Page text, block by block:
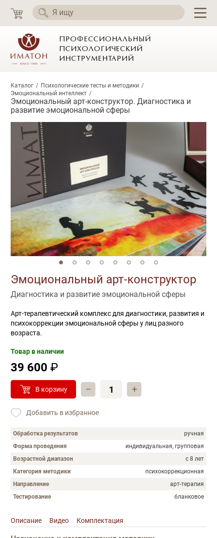
ПРОФЕССИОНАЛЬНЫЙ
ПСИХОЛОГИЧЕСКИЙ
ИНСТРУМЕНТАРИЙ
Каталог
Психологические тесты и методики
Эмоциональный интеллект
Эмоциональный арт-конструктор. Диагностика и
развитие эмоциональной сферы
Эмоциональный арт-конструктор
Диагностика и развитие эмоциональной сферы
Арт-терапевтический комплекс для диагностики, развития и
психокоррекции эмоциональной сферы у лиц разного
возраста.
Товар в наличии
39 600 ₽
В корзину – +
Добавить в избранное
Обработка результатов
ручная
Форма проведения
индивидуальная, групповая
Возрастной диапазон
с 8 лет
Категория методики
психокоррекционная
Направление
арт-терапия
Тестирование
бланковое
Описание Видео Комплектация